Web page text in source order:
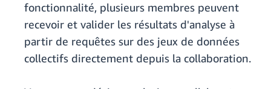
fonctionnalité, plusieurs membres peuvent
recevoir et valider les résultats d'analyse à
partir de requêtes sur des jeux de données
collectifs directement depuis la collaboration.